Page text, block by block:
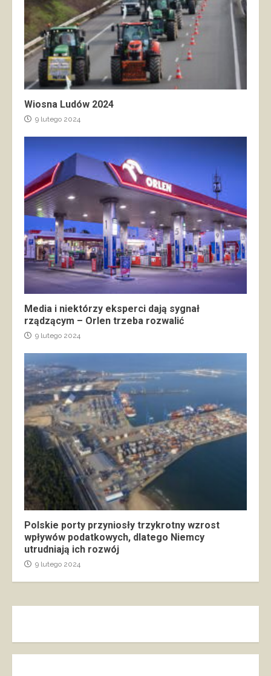
Wiosna Ludów 2024
9 lutego 2024
Media i niektórzy eksperci dają sygnał
rządzącym – Orlen trzeba rozwalić
9 lutego 2024
Polskie porty przyniosły trzykrotny wzrost
wpływów podatkowych, dlatego Niemcy
utrudniają ich rozwój
9 lutego 2024